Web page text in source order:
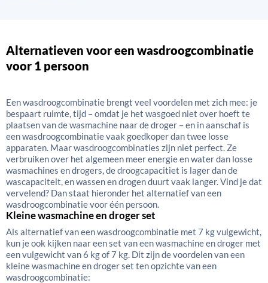
Alternatieven voor een wasdroogcombinatie
voor 1 persoon
Een wasdroogcombinatie brengt veel voordelen met zich mee: je
bespaart ruimte, tijd – omdat je het wasgoed niet over hoeft te
plaatsen van de wasmachine naar de droger – en in aanschaf is
een wasdroogcombinatie vaak goedkoper dan twee losse
apparaten. Maar wasdroogcombinaties zijn niet perfect. Ze
verbruiken over het algemeen meer energie en water dan losse
wasmachines en drogers, de droogcapacitiet is lager dan de
wascapaciteit, en wassen en drogen duurt vaak langer. Vind je dat
vervelend? Dan staat hieronder het alternatief van een
wasdroogcombinatie voor één persoon.
Kleine wasmachine en droger set
Als alternatief van een wasdroogcombinatie met 7 kg vulgewicht,
kun je ook kijken naar een set van een wasmachine en droger met
een vulgewicht van 6 kg of 7 kg. Dit zijn de voordelen van een
kleine wasmachine en droger set ten opzichte van een
wasdroogcombinatie: